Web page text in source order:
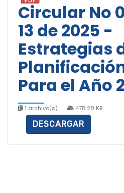
Circular No
13 de 2025 -
Estrategias
Para el Año
1 archivo(s) 478.28 KB
DESCARGAR